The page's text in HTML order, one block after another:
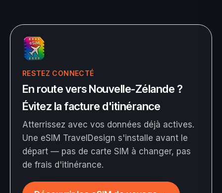
RESTEZ CONNECTÉ
En route vers Nouvelle-Zélande ?
Évitez la facture d'itinérance
Atterrissez avec vos données déjà actives.
Une eSIM TravelDesign s'installe avant le
départ — pas de carte SIM à changer, pas
de frais d'itinérance.